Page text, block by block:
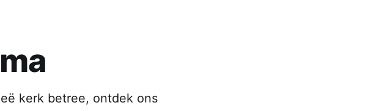
kerk betree, ontdek ons